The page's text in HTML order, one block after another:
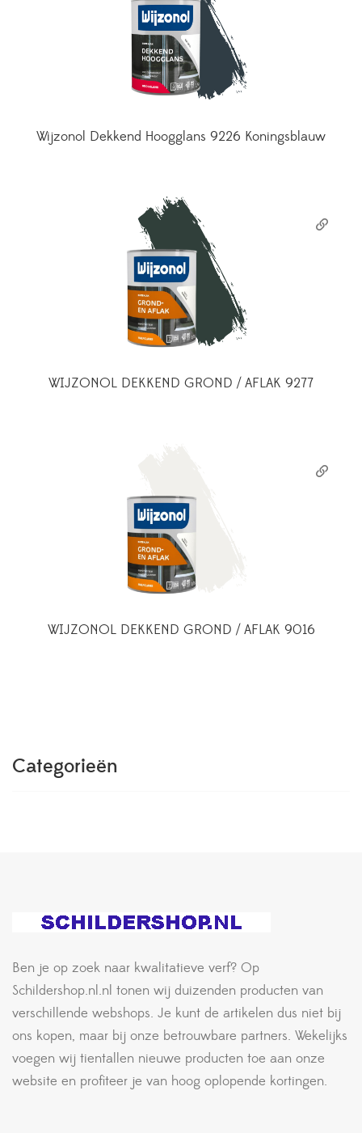
Wijzonol Dekkend Hoogglans 9226 Koningsblauw
WIJZONOL DEKKEND GROND / AFLAK 9277
WIJZONOL DEKKEND GROND / AFLAK 9016
Categorieën
Ben je op zoek naar kwalitatieve verf? Op
Schildershop.nl.nl tonen wij duizenden producten van
verschillende webshops. Je kunt de artikelen dus niet bij
ons kopen, maar bij onze betrouwbare partners. Wekelijks
voegen wij tientallen nieuwe producten toe aan onze
website en profiteer je van hoog oplopende kortingen.